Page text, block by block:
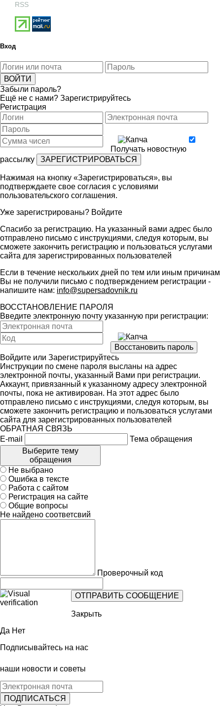
RSS
Вход
Забыли пароль?
Ещё не с нами? Зарегистрируйтесь
Регистрация
Получать новостную
рассылку
Нажимая на кнопку «Зарегистрироваться», вы
подтверждаете свое согласия с условиями
пользовательского соглашения.
Уже зарегистрированы? Войдите
Спасибо за регистрацию. На указанный вами адрес было
отправлено письмо с инструкциями, следуя которым, вы
сможете закончить регистрацию и пользоваться услугами
сайта для зарегистрированных пользователей
Если в течение нескольких дней по тем или иным причинам
Вы не получили письмо с подтверждением регистрации -
напишите нам: info@supersadovnik.ru
ВОССТАНОВЛЕНИЕ ПАРОЛЯ
Введите электронную почту указанную при регистрации:
Войдите или Зарегистрируйтесь
Инструкции по смене пароля высланы на адрес
электронной почты, указанный Вами при регистрации.
Аккаунт, привязанный к указанному адресу электронной
почты, пока не активирован. На этот адрес было
отправлено письмо с инструкциями, следуя которым, вы
сможете закончить регистрацию и пользоваться услугами
сайта для зарегистрированных пользователей
ОБРАТНАЯ СВЯЗЬ
E-mail
Тема обращения
Выберите тему
обращения
Не выбрано
Ошибка в тексте
Работа с сайтом
Регистрация на сайте
Общие вопросы
Не найдено соответсвий
Проверочный код
Закрыть
Да Нет
Подписывайтесь на нас
наши новости и советы